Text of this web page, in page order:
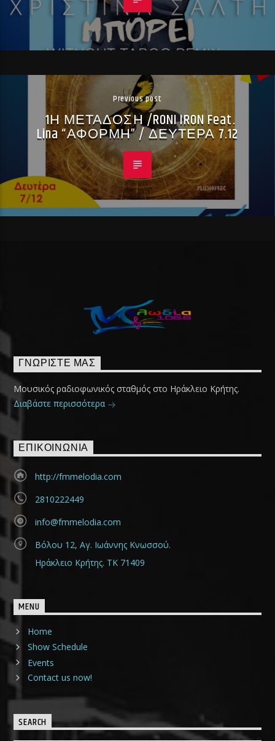
Previous post
1Η ΜΕΤΑΔΟΣΗ /RONI IRON Feat.
Lina “ΑΦΟΡΜΗ” / ΔΕΥΤΕΡΑ 7.12
ΓΝΩΡΊΣΤΕ ΜΑΣ
Μουσικός ραδιοφωνικός σταθμός στο Ηράκλειο Κρήτης.
Διαβάστε περισσότερα
ΕΠΙΚΟΙΝΩΝΊΑ
http://fmmelodia.com
2810222449
info@fmmelodia.com
Βόλου 12, Αγ. Ιωάννης Κνωσσού.
Ηράκλειο Κρήτης. ΤΚ 71409
MENU
Home
Show Schedule
Events
Contact us now!
SEARCH